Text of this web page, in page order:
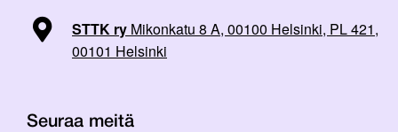
STTK ry Mikonkatu 8 A, 00100 Helsinki, PL 421,
00101 Helsinki
Seuraa meitä